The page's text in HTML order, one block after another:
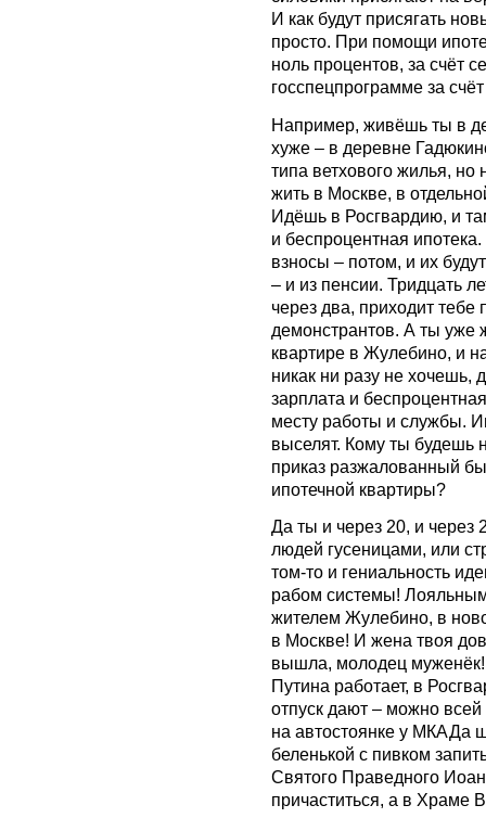
И как будут присягать
просто. При помощи
ноль процентов, за счёт
госспецпрограмме за
Например, живёшь ты в
хуже – в деревне
типа ветхового жилья,
жить в Москве, в
Идёшь в Росгвардию, и
и беспроцентная
взносы – потом, и их
– и из пенсии. Тридцать
через два, приходит тебе
демонстрантов. А ты уже
квартире в Жулебино, и
никак ни разу не хочешь,
зарплата и
месту работы и службы.
выселят. Кому ты будешь
приказ разжалованный
ипотечной квартиры?
Да ты и через 20, и через
людей гусеницами, или
том-то и гениальность
рабом системы!
жителем Жулебино, в
в Москве! И жена твоя
вышла, молодец муженёк!
Путина работает, в
отпуск дают – можно всей
на автостоянке у МКАДа
беленькой с пивком
Святого Праведного
причаститься, а в Храме